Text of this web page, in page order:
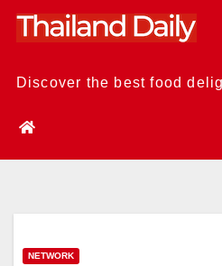
Skip
Discover the best food
NETWORK